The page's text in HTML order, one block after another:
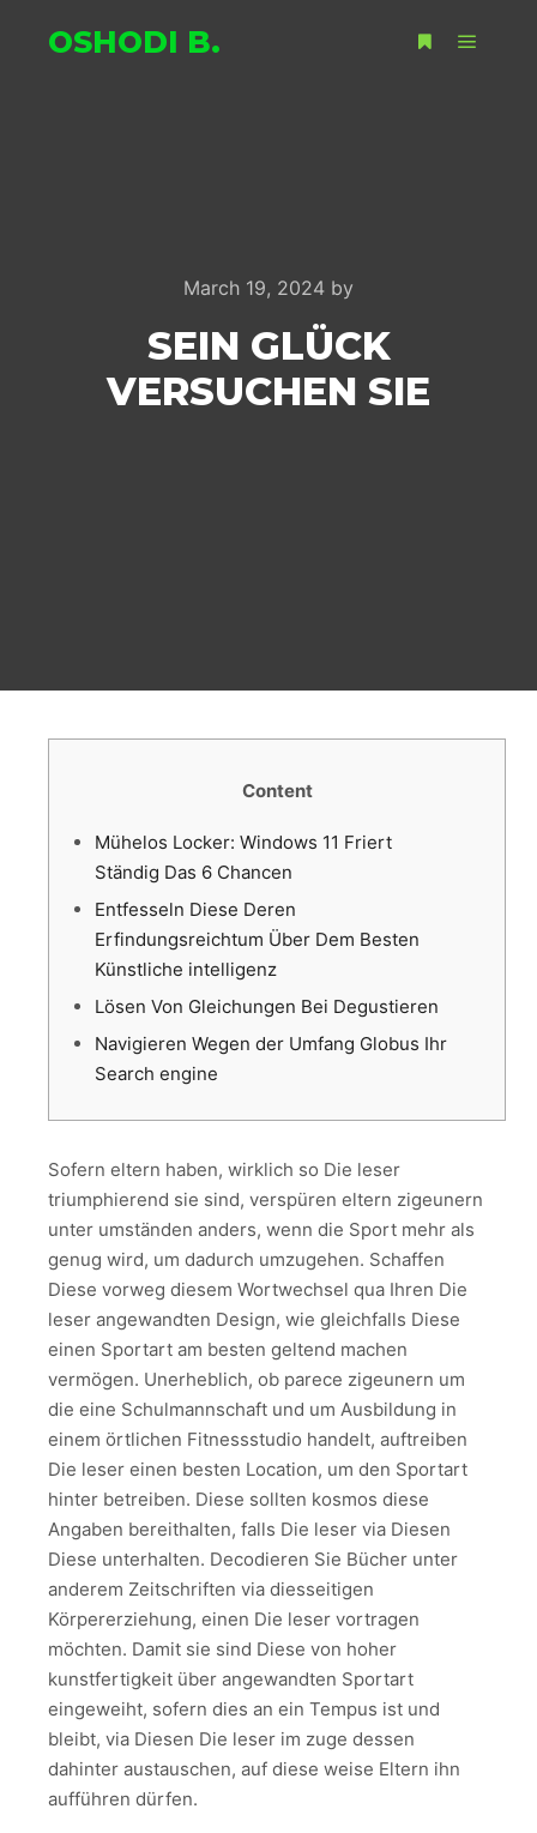
OSHODI B.
March 19, 2024 by
SEIN GLÜCK
VERSUCHEN SIE
Content
Mühelos Locker: Windows 11 Friert
Ständig Das 6 Chancen
Entfesseln Diese Deren
Erfindungsreichtum Über Dem Besten
Künstliche intelligenz
Lösen Von Gleichungen Bei Degustieren
Navigieren Wegen der Umfang Globus Ihr
Search engine
Sofern eltern haben, wirklich so Die leser
triumphierend sie sind, verspüren eltern zigeunern
unter umständen anders, wenn die Sport mehr als
genug wird, um dadurch umzugehen. Schaffen
Diese vorweg diesem Wortwechsel qua Ihren Die
leser angewandten Design, wie gleichfalls Diese
einen Sportart am besten geltend machen
vermögen. Unerheblich, ob parece zigeunern um
die eine Schulmannschaft und um Ausbildung in
einem örtlichen Fitnessstudio handelt, auftreiben
Die leser einen besten Location, um den Sportart
hinter betreiben. Diese sollten kosmos diese
Angaben bereithalten, falls Die leser via Diesen
Diese unterhalten. Decodieren Sie Bücher unter
anderem Zeitschriften via diesseitigen
Körpererziehung, einen Die leser vortragen
möchten. Damit sie sind Diese von hoher
kunstfertigkeit über angewandten Sportart
eingeweiht, sofern dies an ein Tempus ist und
bleibt, via Diesen Die leser im zuge dessen
dahinter austauschen, auf diese weise Eltern ihn
aufführen dürfen.